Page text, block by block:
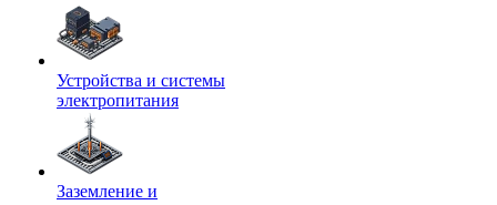
Устройства и системы
электропитания
Заземление и